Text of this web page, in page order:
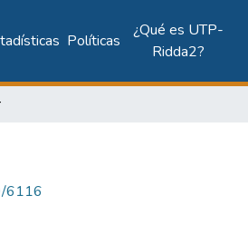
Políticas
¿Qué es UTP-
Ridda2?
6116